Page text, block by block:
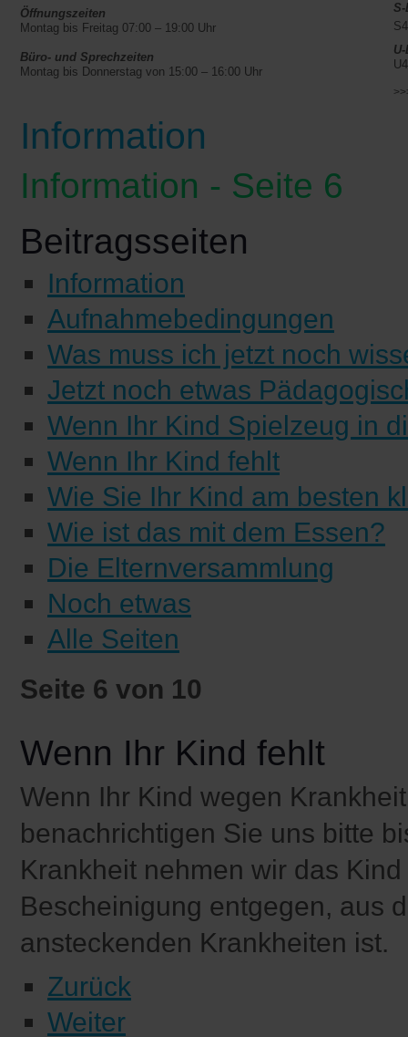
Öffnungszeiten
Montag bis Freitag 07:00 – 19:00 Uhr
Büro- und Sprechzeiten
Montag bis Donnerstag von 15:00 – 16:00 Uhr
S-
Information
Information - Seite 6
Beitragsseiten
Information
Aufnahmebedingungen
Was muss ich jetzt noch
Jetzt noch etwas
Wenn Ihr Kind Spielzeug in
Wenn Ihr Kind fehlt
Wie Sie Ihr Kind am besten
Wie ist das mit dem Essen?
Die Elternversammlung
Noch etwas
Alle Seiten
Seite 6 von 10
Wenn Ihr Kind fehlt
Wenn Ihr Kind wegen
benachrichtigen Sie uns bitte
Krankheit nehmen wir das
Bescheinigung entgegen, aus
ansteckenden Krankheiten ist.
Zurück
Weiter